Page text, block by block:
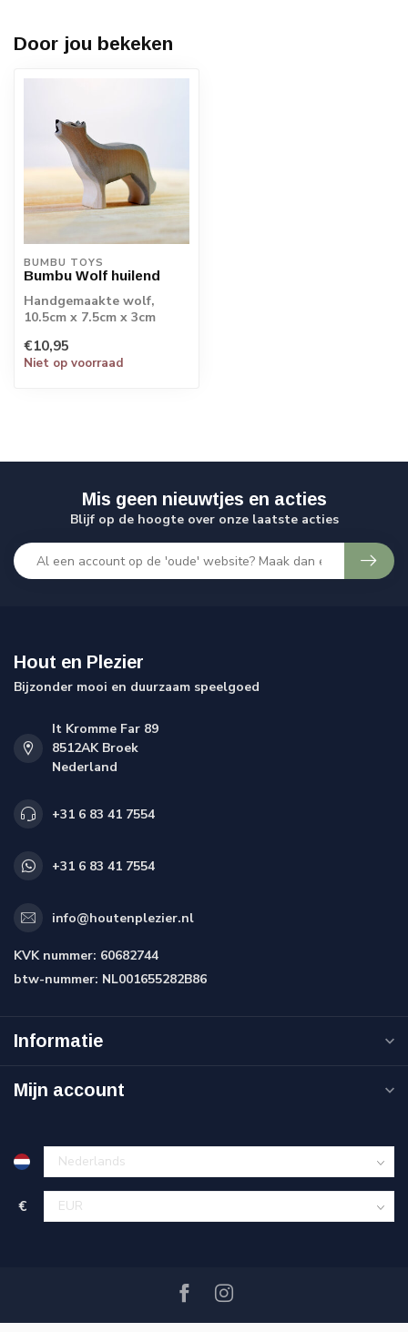
Door jou bekeken
BUMBU TOYS
Bumbu Wolf huilend
Handgemaakte wolf,
10.5cm x 7.5cm x 3cm
€10,95
Niet op voorraad
Mis geen nieuwtjes en acties
Blijf op de hoogte over onze laatste acties
Hout en Plezier
Bijzonder mooi en duurzaam speelgoed
It Kromme Far 89
8512AK Broek
Nederland
+31 6 83 41 7554
+31 6 83 41 7554
info@houtenplezier.nl
KVK nummer: 60682744
btw-nummer: NL001655282B86
Informatie
Mijn account
€